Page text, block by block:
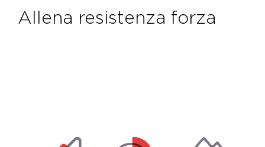
allena resistenza forza